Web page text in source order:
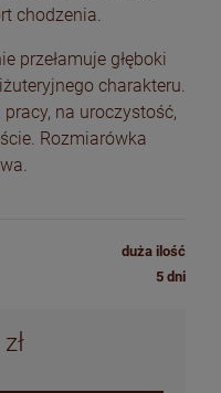
chodzenia.
przełamuje głęboki
charakteru.
na uroczystość,
Rozmiarówka
duża ilość
5 dni